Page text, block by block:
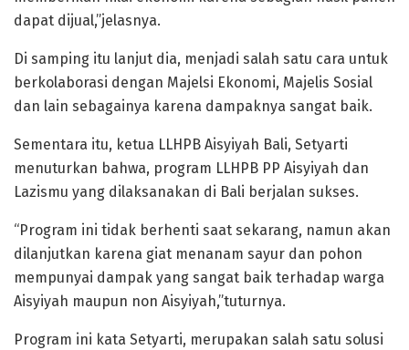
dapat dijual,”jelasnya.
Di samping itu lanjut dia, menjadi salah satu cara untuk
berkolaborasi dengan Majelsi Ekonomi, Majelis Sosial
dan lain sebagainya karena dampaknya sangat baik.
Sementara itu, ketua LLHPB Aisyiyah Bali, Setyarti
menuturkan bahwa, program LLHPB PP Aisyiyah dan
Lazismu yang dilaksanakan di Bali berjalan sukses.
“Program ini tidak berhenti saat sekarang, namun akan
dilanjutkan karena giat menanam sayur dan pohon
mempunyai dampak yang sangat baik terhadap warga
Aisyiyah maupun non Aisyiyah,”tuturnya.
Program ini kata Setyarti, merupakan salah satu solusi